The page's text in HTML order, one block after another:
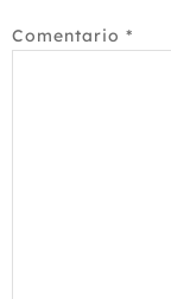
Comentario *